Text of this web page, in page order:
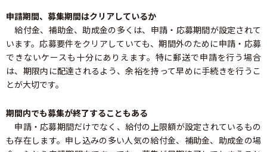
申請期間、募集期間はクリアしているか
給付金、補助金、助成金の多くは、申請・応募期間が設定されて
います。応募要件をクリアしていても、期間外のために申請・応募
できないケースも十分にありえます。特に郵送で申請を行う場合
は、期限内に配達されるよう、余裕を持って早めに手続きを行うこ
とが大切です。
期間内でも募集が終了することもある
申請・応募期間だけでなく、給付の上限額が設定されているもの
も存在します。申し込みの多い人気の給付金、補助金、助成金の場